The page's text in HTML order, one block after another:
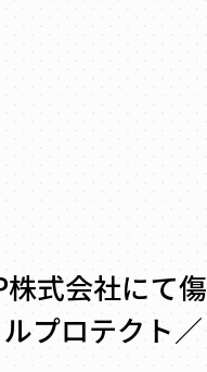
式会社にて傷
プロテクト／